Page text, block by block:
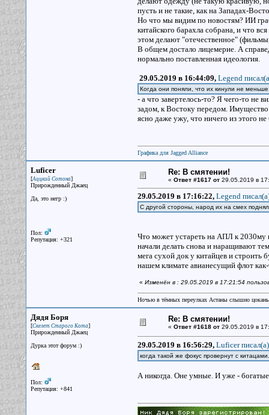
пусть и не такие, как на Западах-
Но что мы видим по новостям? ИИ
китайского барахла собрана, и что
этом делают "отечественное"
В общем достало лицемерие. А
нормально поставленная идеология.
29.05.2019 в 16:44:09, Legend
Когда они поняли, что их кинули не
- а что завертелось-то? Я чего-то не
задом, к Востоку передом.
ясно даже ужу, что ничего из этого
Графика для Jagged Alliance
Luficer
[Аццкий Сотона]
Прирожденный Джаец
Да, это негр :)
Пол:
Репутация: +321
Re: В смятении!
« Ответ #1617 от29.05.2019 в
29.05.2019 в 17:16:22, Legend
С другой стороны, народ их на смех
Что может устареть на АПЛ к
начали делать снова и наращивают
мега сухой док у китайцев и строить
нашем климате авианесущий флот
« Изменён в : 29.05.2019 в 17:21:54
Ночью в тёмных переулках Астаны слышно
Дядя Боря
[Скелет Старого Кота]
Прирожденный Джаец
Дурка этот форум :)
Пол:
Репутация: +841
Re: В смятении!
« Ответ #1618 от29.05.2019 в
29.05.2019 в 16:56:29, Luficer писал(a)
когда такой же фокус провернут с
А никогда. Оне умные. И уже -